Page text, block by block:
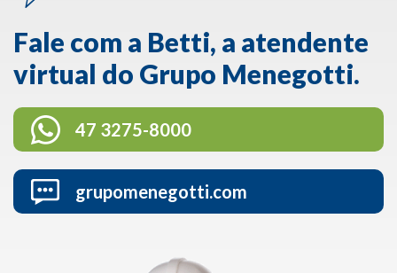
Fale com a Betti, a atendente
virtual do Grupo Menegotti.
47 3275-8000
grupomenegotti.com